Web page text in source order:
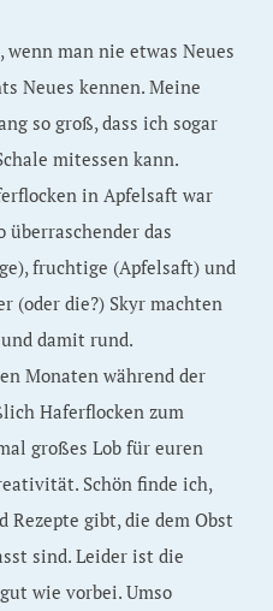
man nie etwas Neues
Neues kennen. Meine
so groß, dass ich sogar
mitessen kann.
in Apfelsaft war
überraschender das
fruchtige (Apfelsaft) und
(oder die?) Skyr machten
damit rund.
Monaten während der
Haferflocken zum
großes Lob für euren
Schön finde ich,
Rezepte gibt, die dem Obst
sind. Leider ist die
wie vorbei. Umso